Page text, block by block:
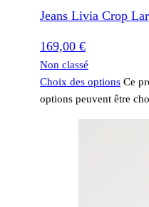
Jeans Livia Crop
169,00 €
Non classé
Choix des options Ce
options peuvent être